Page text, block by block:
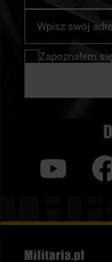
nasz
newsletter:
Zapoznałem